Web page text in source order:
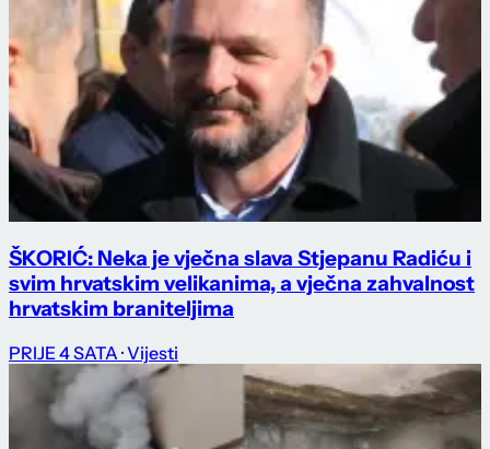
ŠKORIĆ: Neka je vječna slava Stjepanu Radiću i
svim hrvatskim velikanima, a vječna zahvalnost
hrvatskim braniteljima
PRIJE 4 SATA · Vijesti